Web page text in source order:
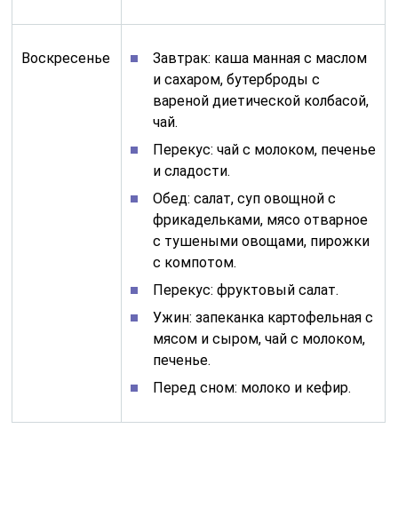
Воскресенье
Завтрак: каша манная с маслом
и сахаром, бутерброды с
вареной диетической колбасой,
чай.
Перекус: чай с молоком, печенье
и сладости.
Обед: салат, суп овощной с
фрикадельками, мясо отварное
с тушеными овощами, пирожки
с компотом.
Перекус: фруктовый салат.
Ужин: запеканка картофельная с
мясом и сыром, чай с молоком,
печенье.
Перед сном: молоко и кефир.